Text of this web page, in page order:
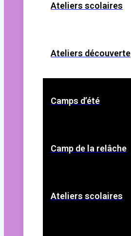
Ateliers scolaires
Ateliers découverte
Camps d’été
Camp de la relâche
Ateliers scolaires